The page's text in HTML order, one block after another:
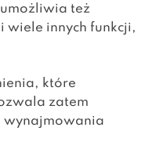
też
innych funkcji,
które
zatem
wynajmowania